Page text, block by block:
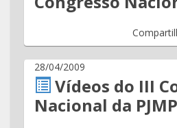
28/04/2009
Vídeos do III
Nacional da PJMP